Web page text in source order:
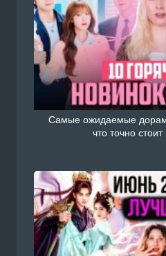
Самые ожидаемые
что точно